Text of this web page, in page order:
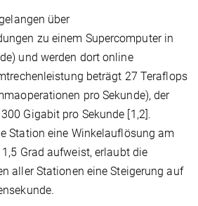
über
zu einem Supercomputer in
und werden dort online
beträgt 27 Teraflops
pro Sekunde), der
Gigabit pro Sekunde [1,2].
Station eine Winkelauflösung am
Grad aufweist, erlaubt die
aller Stationen eine Steigerung auf